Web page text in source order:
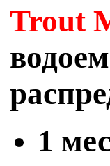
Trout
1